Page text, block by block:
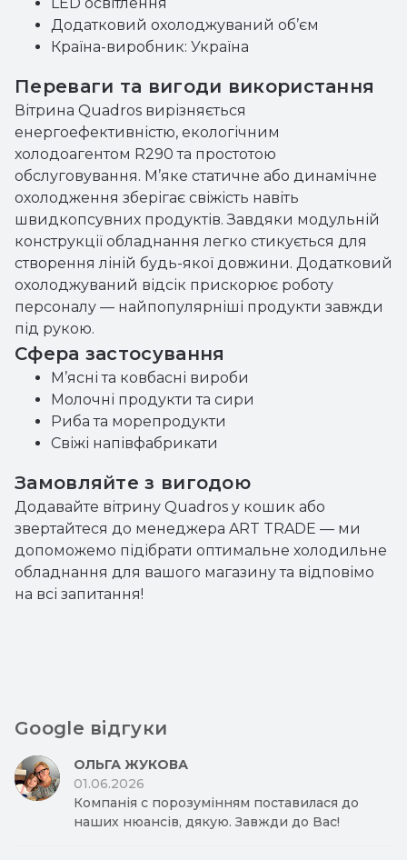
Додатковий охолоджуваний об’єм
Країна-виробник: Україна
Переваги та вигоди використання
Вітрина Quadros вирізняється
енергоефективністю, екологічним
холодоагентом R290 та простотою
обслуговування. М’яке статичне або динамічне
охолодження зберігає свіжість навіть
швидкопсувних продуктів. Завдяки модульній
конструкції обладнання легко стикується для
створення ліній будь-якої довжини. Додатковий
охолоджуваний відсік прискорює роботу
персоналу — найпопулярніші продукти завжди
під рукою.
Сфера застосування
М’ясні та ковбасні вироби
Молочні продукти та сири
Риба та морепродукти
Свіжі напівфабрикати
Замовляйте з вигодою
Додавайте вітрину Quadros у кошик або
звертайтеся до менеджера ART TRADE — ми
допоможемо підібрати оптимальне холодильне
обладнання для вашого магазину та відповімо
на всі запитання!
Google відгуки
ОЛЬГА ЖУКОВА
01.06.2026
Компанія с порозумінням поставилася до
наших нюансів, дякую. Завжди до Вас!